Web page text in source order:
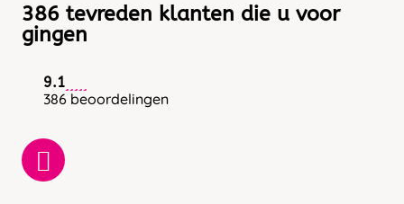
386 tevreden klanten die u voor
gingen
9.1
386 beoordelingen